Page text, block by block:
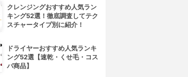
クレンジングおすすめ人気ラン
キング52選！徹底調査してテク
スチャータイプ別に紹介！
ドライヤーおすすめ人気ランキ
ング52選【速乾・くせ毛・コス
パ商品】